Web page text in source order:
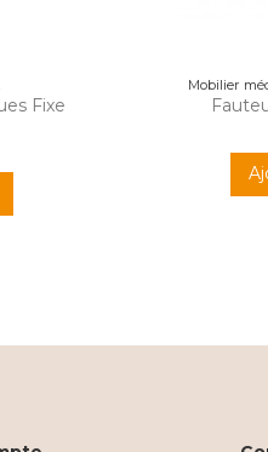
Fixe
Mobilier